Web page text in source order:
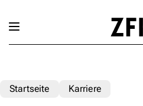
Startseite Karriere